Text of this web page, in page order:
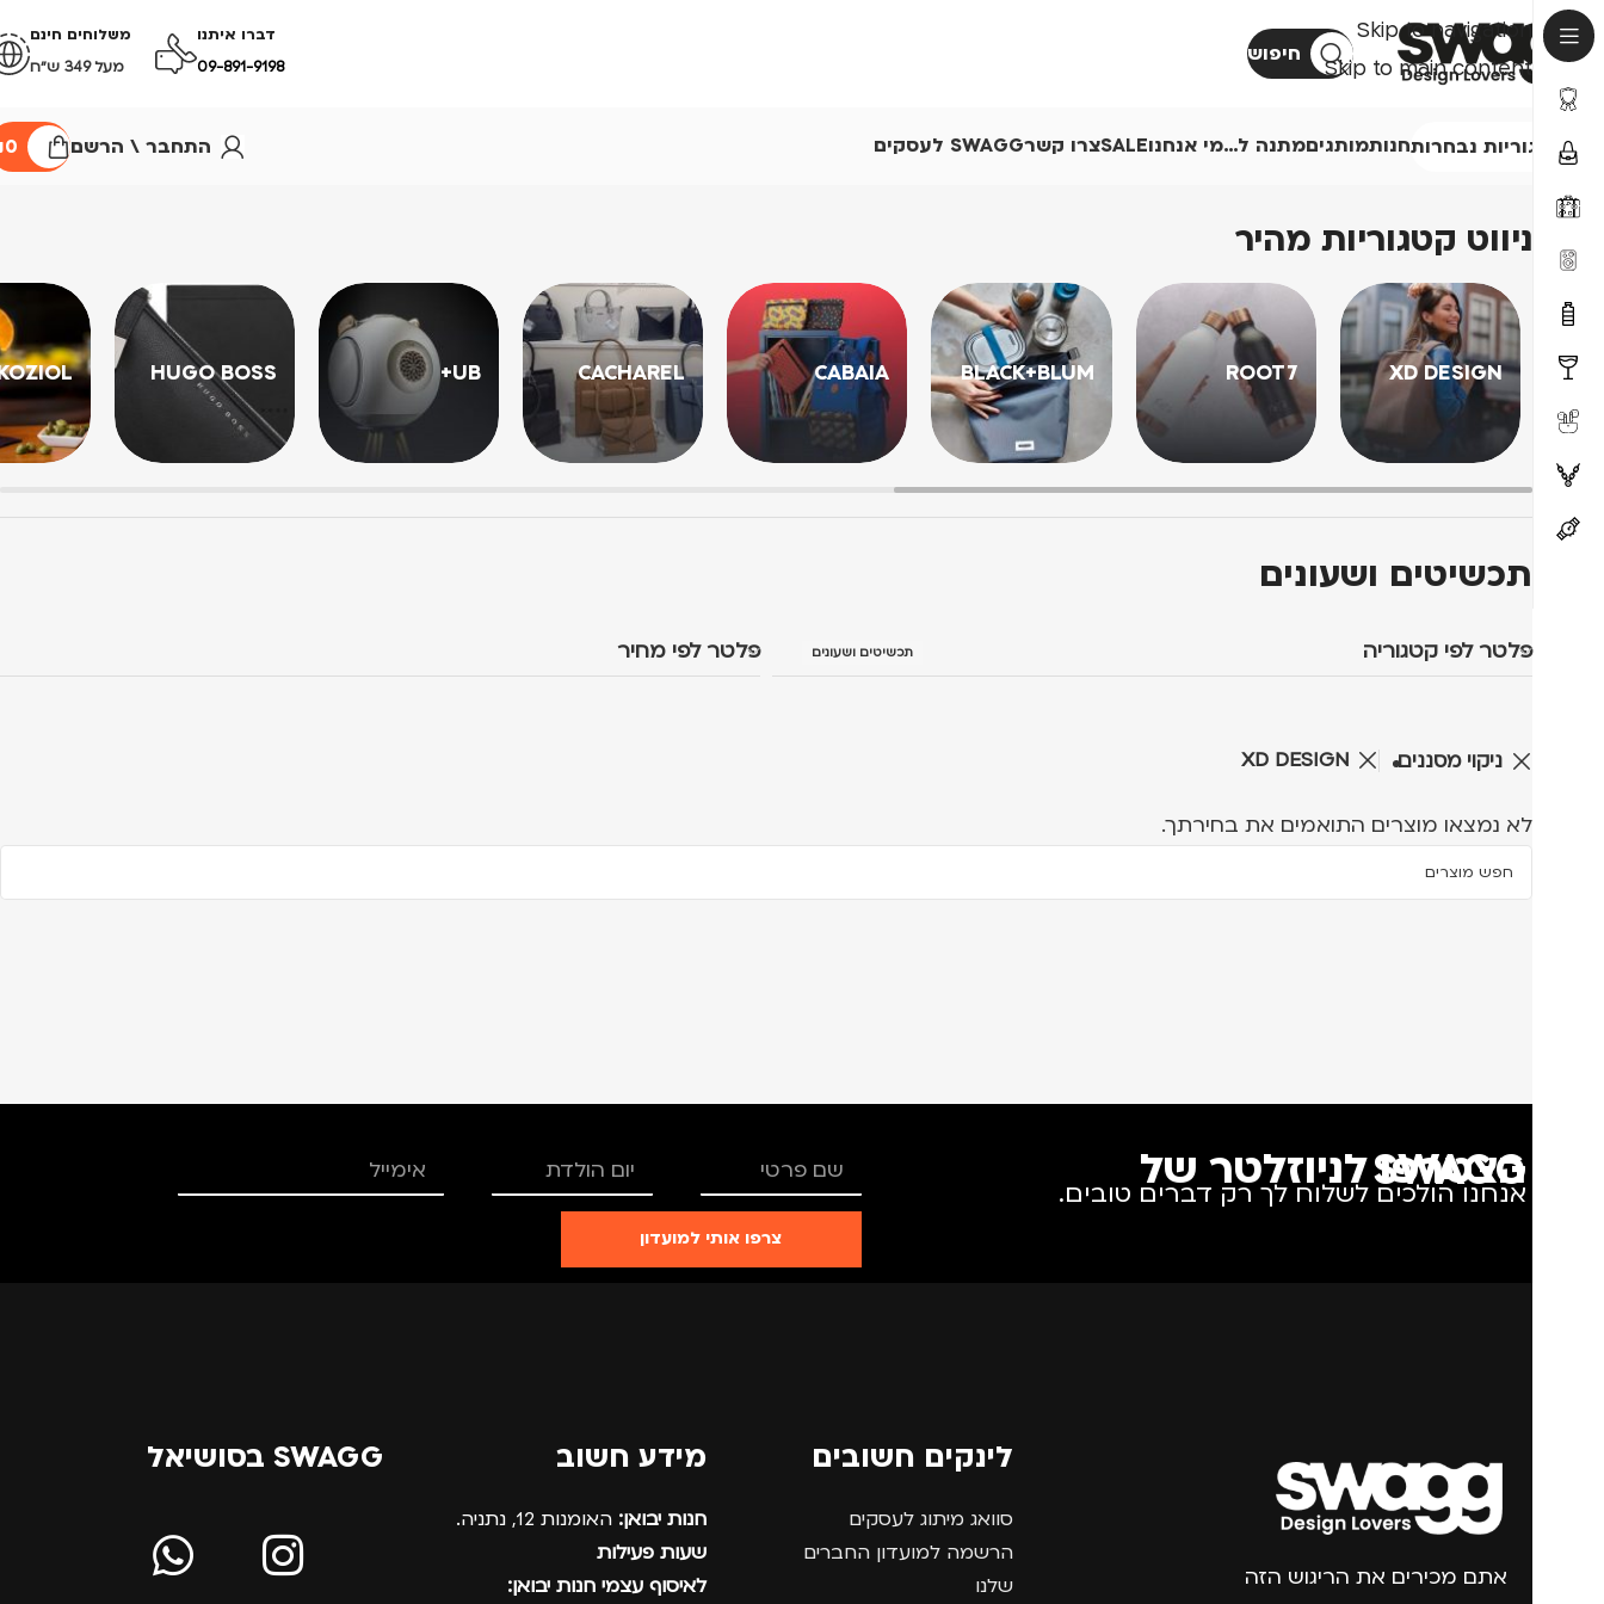
Skip to navigation
Skip to main content
חיפוש
דברו איתנו
09-891-9198
משלוחים חינם
מעל 349 ש״ח
קטגוריות נבחרותחנותמותגיםמתנה ל…מי אנחנוSALEצרו קשרSWAGG לעסקים התחבר \ הרשם 0
ניווט קטגוריות מהיר
XD DESIGN
ROOT7
BLACK+BLUM
CABAIA
CACHAREL
UB+
HUGO BOSS
תכשיטים ושעונים
פלטר לפי קטגוריה תכשיטים ושעונים פלטר לפי מחיר
ניקוי מסננים XD DESIGN
לא נמצאו מוצרים התואמים את בחירתך.
הצטרפו לניוזלטר של SWAGG
אנחנו הולכים לשלוח לך רק דברים טובים.
צרפו אותי למועדון
אתם מכירים את הריגוש הזה
לינקים חשובים
סוואג מיתוג לעסקים
הרשמה למועדון החברים
שלנו
מידע חשוב
חנות יבואן: האומנות 12, נתניה.
שעות פעילות
לאיסוף עצמי חנות יבואן:
SWAGG בסושיאל